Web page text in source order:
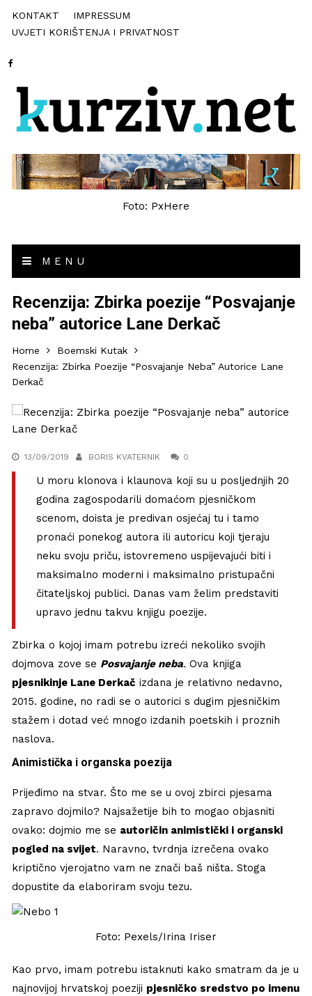
KONTAKT
IMPRESSUM
UVJETI KORIŠTENJA I PRIVATNOST
Foto: PxHere
MENU
Recenzija: Zbirka poezije “Posvajanje
neba” autorice Lane Derkač
Home
Boemski Kutak
Recenzija: Zbirka Poezije “Posvajanje Neba” Autorice Lane
Derkač
13/09/2019 BORIS KVATERNIK 0
U moru klonova i klaunova koji su u posljednjih 20
godina zagospodarili domaćom pjesničkom
scenom, doista je predivan osjećaj tu i tamo
pronaći ponekog autora ili autoricu koji tjeraju
neku svoju priču, istovremeno uspijevajući biti i
maksimalno moderni i maksimalno pristupačni
čitateljskoj publici. Danas vam želim predstaviti
upravo jednu takvu knjigu poezije.
Zbirka o kojoj imam potrebu izreći nekoliko svojih
dojmova zove se Posvajanje neba.Ova knjiga
pjesnikinje Lane Derkač izdana je relativno nedavno,
2015. godine, no radi se o autorici s dugim pjesničkim
stažem i dotad već mnogo izdanih poetskih i proznih
naslova.
Animistička i organska poezija
Prijeđimo na stvar. Što me se u ovoj zbirci pjesama
zapravo dojmilo? Najsažetije bih to mogao objasniti
ovako: dojmio me se autoričin animistički i organski
pogled na svijet. Naravno, tvrdnja izrečena ovako
kriptično vjerojatno vam ne znači baš ništa. Stoga
dopustite da elaboriram svoju tezu.
Foto: Pexels/Irina Iriser
Kao prvo, imam potrebu istaknuti kako smatram da je u
najnovijoj hrvatskoj poeziji pjesničko sredstvo po imenu